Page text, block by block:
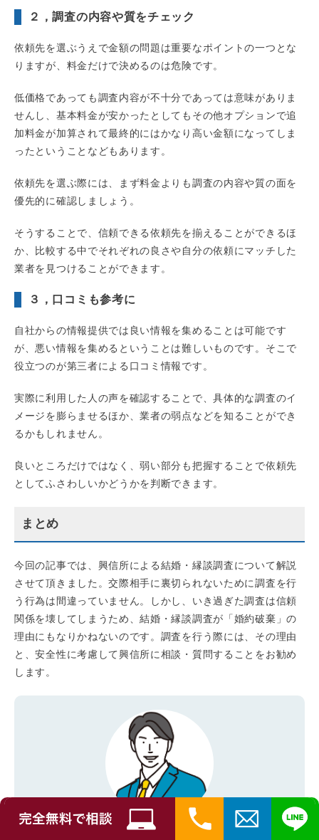
２，調査の内容や質をチェック
依頼先を選ぶうえで金額の問題は重要なポイントの一つとな
りますが、料金だけで決めるのは危険です。
低価格であっても調査内容が不十分であっては意味がありま
せんし、基本料金が安かったとしてもその他オプションで追
加料金が加算されて最終的にはかなり高い金額になってしま
ったということなどもあります。
依頼先を選ぶ際には、まず料金よりも調査の内容や質の面を
優先的に確認しましょう。
そうすることで、信頼できる依頼先を揃えることができるほ
か、比較する中でそれぞれの良さや自分の依頼にマッチした
業者を見つけることができます。
３，口コミも参考に
自社からの情報提供では良い情報を集めることは可能です
が、悪い情報を集めるということは難しいものです。そこで
役立つのが第三者による口コミ情報です。
実際に利用した人の声を確認することで、具体的な調査のイ
メージを膨らませるほか、業者の弱点などを知ることができ
るかもしれません。
良いところだけではなく、弱い部分も把握することで依頼先
としてふさわしいかどうかを判断できます。
まとめ
今回の記事では、興信所による結婚・縁談調査について解説
させて頂きました。交際相手に裏切られないために調査を行
う行為は間違っていません。しかし、いき過ぎた調査は信頼
関係を壊してしまうため、結婚・縁談調査が「婚約破棄」の
理由にもなりかねないのです。調査を行う際には、その理由
と、安全性に考慮して興信所に相談・質問することをお勧め
します。
この記事の著者：PIO探偵事務所 調査員 Y.K